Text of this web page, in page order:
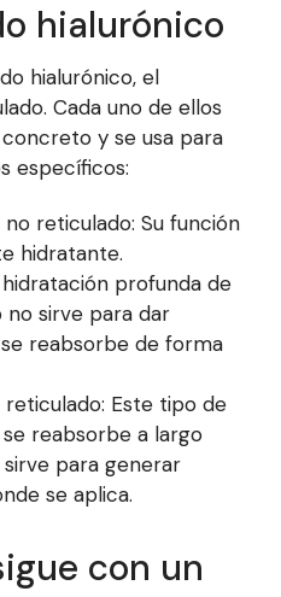
hialurónico
hialurónico, el
Cada uno de ellos
y se usa para
específicos:
reticulado: Su función
hidratante.
profunda de
sirve para dar
reabsorbe de forma
Este tipo de
reabsorbe a largo
para generar
se aplica.
con un